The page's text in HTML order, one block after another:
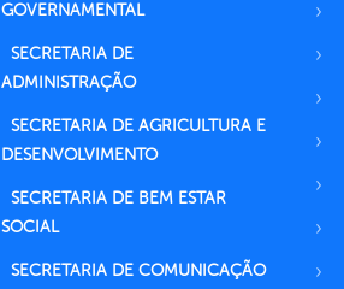
GOVERNAMENTAL
SECRETARIA DE
ADMINISTRAÇÃO
SECRETARIA DE AGRICULTURA E
DESENVOLVIMENTO
SECRETARIA DE BEM ESTAR
SOCIAL
SECRETARIA DE COMUNICAÇÃO